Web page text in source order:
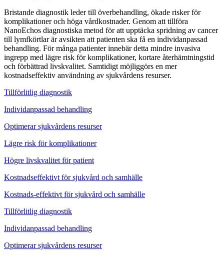
Bristande diagnostik leder till överbehandling, ökade risker för
komplikationer och höga vårdkostnader. Genom att tillföra
NanoEchos diagnostiska metod för att upptäcka spridning av cancer
till lymfkörtlar är avsikten att patienten ska få en individanpassad
behandling. För många patienter innebär detta mindre invasiva
ingrepp med lägre risk för komplikationer, kortare återhämtningstid
och förbättrad livskvalitet. Samtidigt möjliggörs en mer
kostnadseffektiv användning av sjukvårdens resurser.
Tillförlitlig diagnostik
Individanpassad behandling
Optimerar sjukvårdens resurser
Lägre risk för komplikationer
Högre livskvalitet för patient
Kostnadseffektivt för sjukvård och samhälle
Kostnads-effektivt för sjukvård och samhälle
Tillförlitlig diagnostik
Individanpassad behandling
Optimerar sjukvårdens resurser